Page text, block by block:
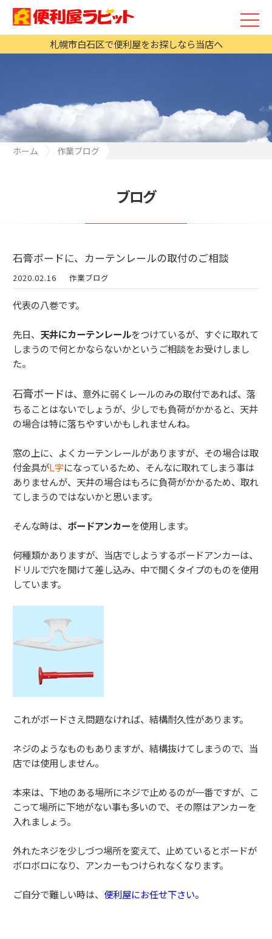
札幌市白石区で便利屋をお探しなら当店へ
ホーム
作業ブログ
ブログ
石膏ボードに、カーテンレールの取付のご相談
2020.02.16 作業ブログ
代表の八巻です。
先日、 天井にカーテンレールをつけているが、すぐに取れて
しまうので何とかならないかというご相談をお受けしまし
た。
石膏ボードは、意外に弱くレールのみの取付であれば、落
ちることはないでしょうが、少しでも負荷がかかると、天井
の場合は特に落ちやすいかもしれませんね。
窓の上に、よくカーテンレールがありますが、その場合は取
付金具がL字になっているため、そんなに取れてしまう事は
ありませんが、天井の場合はもろに負荷がかかるため、取れ
てしまうのではないかと思います。
そんな時は、 ボードアンカーを使用します。
何種類かありますが、当店でしようするボードアンカーは、
ドリルで穴を開けて差し込み、中で開くタイプのものを使用
しています。
これがボードさえ問題なければ、結構耐久性があります。
ネジのようなものもありますが、結構抜けてしまうので、当
店では使用しません。
本来は、下地のある場所にネジで止めるのが一番ですが、こ
こって場所に下地がない事も多いので、その際はアンカーを
入れましょう。
外れたネジを少しづつ場所を変えて、止めているとボードが
ボロボロになり、アンカーもつけられなくなります。
ご自分で難しい時は、 便利屋にお任せ下さい。